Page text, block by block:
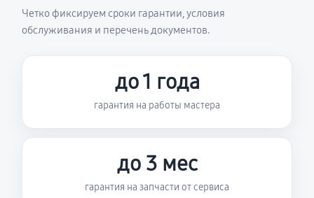
Четко фиксируем сроки гарантии, условия
обслуживания и перечень документов.
до 1 года
гарантия на работы мастера
до 3 мес
гарантия на запчасти от сервиса